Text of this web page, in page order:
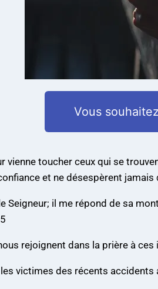
Vous
vienne toucher ceux qui se
et ne désespèrent
Seigneur; il me répond de sa
rejoignent dans la prière à ces
des récents accidents